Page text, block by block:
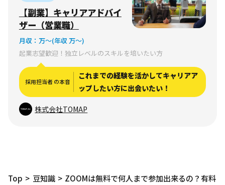
目1-25 神宮前Ikビル
3F
【副業】キャリアアドバイ
ザー（営業職）
月収： 万〜(年収 万〜)
起業志望歓迎！独立レベルのスキルを培いたい方
採用担当者 の本音
これまでの経験を活かしてキャリアア
ップしたい方に出会いたい！
株式会社TOMAP
Top 豆知識
ZOOMは無料で何人まで参加出来るの？有料